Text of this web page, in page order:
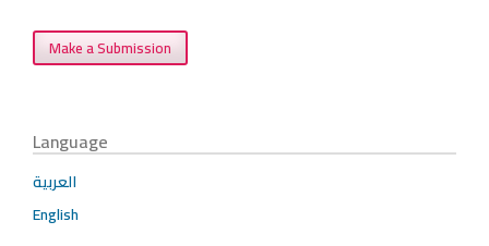
Make a Submission
Language
العربية
English